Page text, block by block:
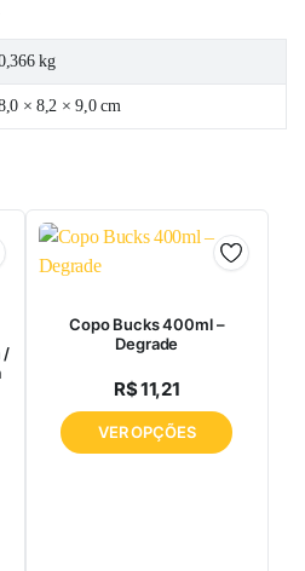
kg
× 8,2 × 9,0 cm
/
Copo Bucks 400ml –
Degrade
R$11,21
VER OPÇÕES